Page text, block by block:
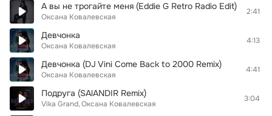
А вы не трогайте меня (Eddie G Retro Radio Edit)
Оксана Ковалевская
2:41
Девчонка
Оксана Ковалевская
4:13
Девчонка (DJ Vini Come Back to 2000 Remix)
Оксана Ковалевская
4:41
Подруга (SAlANDIR Remix)
Vika Grand Оксана Ковалевская
3:04